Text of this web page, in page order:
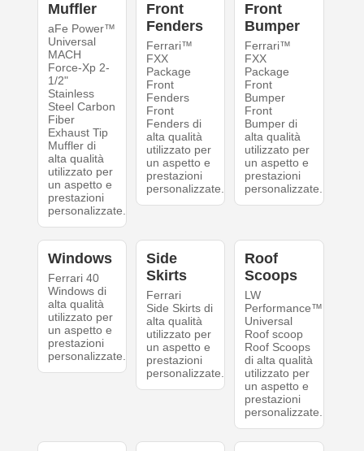
Muffler
aFe Power™
Universal
MACH
Force-Xp 2-
1/2"
Stainless
Steel Carbon
Fiber
Exhaust Tip
Muffler di
alta qualità
utilizzato per
un aspetto e
prestazioni
personalizzate.
Front
Fenders
Ferrari™
FXX
Package
Front
Fenders
Front
Fenders di
alta qualità
utilizzato per
un aspetto e
prestazioni
personalizzate.
Front
Bumper
Ferrari™
FXX
Package
Front
Bumper
Front
Bumper di
alta qualità
utilizzato per
un aspetto e
prestazioni
personalizzate.
Windows
Ferrari 40
Windows di
alta qualità
utilizzato per
un aspetto e
prestazioni
personalizzate.
Side
Skirts
Ferrari
Side Skirts di
alta qualità
utilizzato per
un aspetto e
prestazioni
personalizzate.
Roof
Scoops
LW
Performance™
Universal
Roof scoop
Roof Scoops
di alta qualità
utilizzato per
un aspetto e
prestazioni
personalizzate.